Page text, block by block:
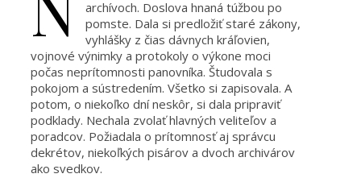
archívoch. Doslova hnaná túžbou po
pomste. Dala si predložiť staré zákony,
vyhlášky z čias dávnych kráľovien,
vojnové výnimky a protokoly o výkone moci
počas neprítomnosti panovníka. Študovala s
pokojom a sústredením. Všetko si zapisovala. A
potom, o niekoľko dní neskôr, si dala pripraviť
podklady. Nechala zvolať hlavných veliteľov a
poradcov. Požiadala o prítomnosť aj správcu
dekrétov, niekoľkých pisárov a dvoch archivárov
ako svedkov.